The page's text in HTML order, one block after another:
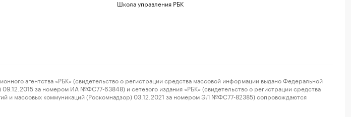
Школа управления РБК
«РБК» (свидетельство о регистрации средства массовой информации выдано Федеральной
за номером ИА №ФС77-63848) и сетевого издания «РБК» (свидетельство о регистрации средства
и массовых коммуникаций (Роскомнадзор) 03.12.2021 за номером ЭЛ №ФС77-82385) сопровождаются